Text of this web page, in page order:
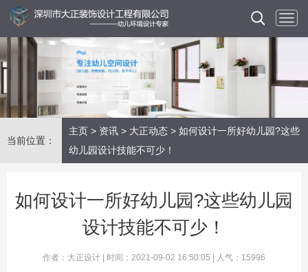
当前位置：
主页 > 资讯 > 大正动态 > 如何设计一所好幼儿园?这些
幼儿园设计技能不可少！
如何设计一所好幼儿园?这些幼儿园
设计技能不可少！
作者：大正设计 | 时间：2021-09-02 16:50:05 | 人气：15996